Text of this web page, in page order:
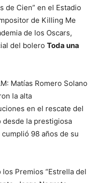
de Cien” en el Estadio
de Killing Me
de los Oscars,
del bolero Toda una
Matías Romero Solano
la alta
en el rescate del
desde la prestigiosa
98 años de su
Premios “Estrella del